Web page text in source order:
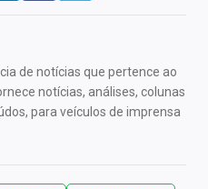
de notícias que pertence ao
notícias, análises, colunas
para veículos de imprensa